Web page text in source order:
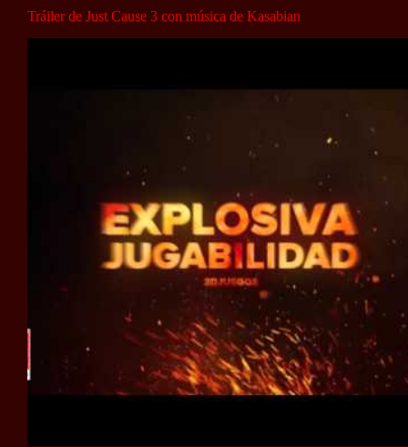
Tráiler de Just Cause 3 con música de Kasabian